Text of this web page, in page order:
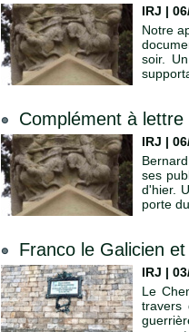
IRJ |
Notre
soir.
Complément à lettre
IRJ |
ses
d'hier.
porte
Franco le Galicien
IRJ |
Le
travers